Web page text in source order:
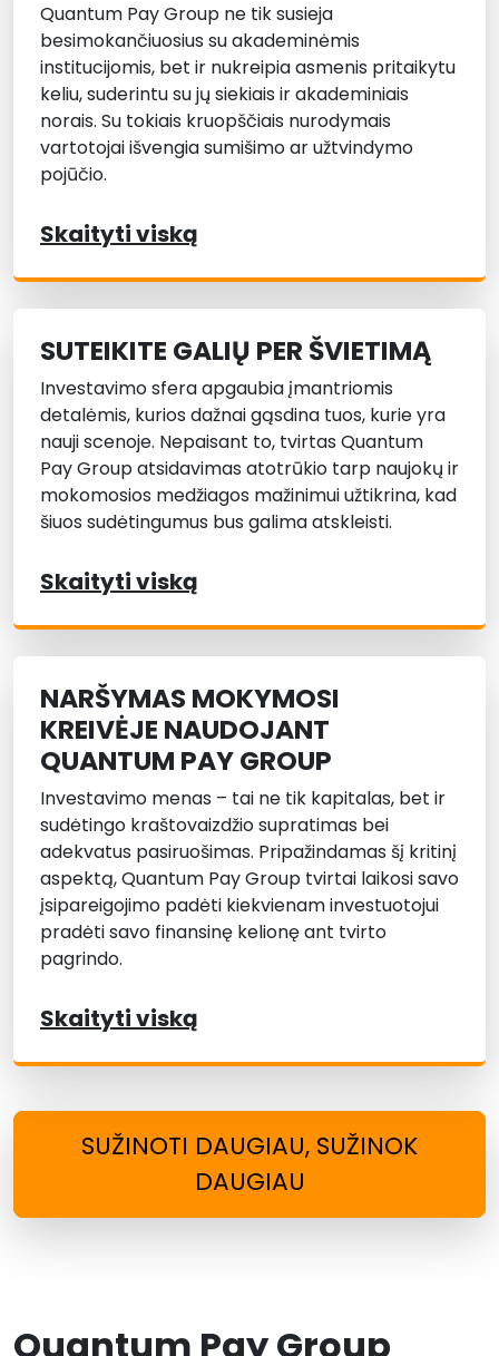
Quantum Pay Group ne tik susieja
besimokančiuosius su akademinėmis
institucijomis, bet ir nukreipia asmenis pritaikytu
keliu, suderintu su jų siekiais ir akademiniais
norais. Su tokiais kruopščiais nurodymais
vartotojai išvengia sumišimo ar užtvindymo
pojūčio.
Skaityti viską
SUTEIKITE GALIŲ PER ŠVIETIMĄ
Investavimo sfera apgaubia įmantriomis
detalėmis, kurios dažnai gąsdina tuos, kurie yra
nauji scenoje. Nepaisant to, tvirtas Quantum
Pay Group atsidavimas atotrūkio tarp naujokų ir
mokomosios medžiagos mažinimui užtikrina, kad
šiuos sudėtingumus bus galima atskleisti.
Skaityti viską
NARŠYMAS MOKYMOSI
KREIVĖJE NAUDOJANT
QUANTUM PAY GROUP
Investavimo menas – tai ne tik kapitalas, bet ir
sudėtingo kraštovaizdžio supratimas bei
adekvatus pasiruošimas. Pripažindamas šį kritinį
aspektą, Quantum Pay Group tvirtai laikosi savo
įsipareigojimo padėti kiekvienam investuotojui
pradėti savo finansinę kelionę ant tvirto
pagrindo.
Skaityti viską
SUŽINOTI DAUGIAU, SUŽINOK
DAUGIAU
Quantum Pay Group